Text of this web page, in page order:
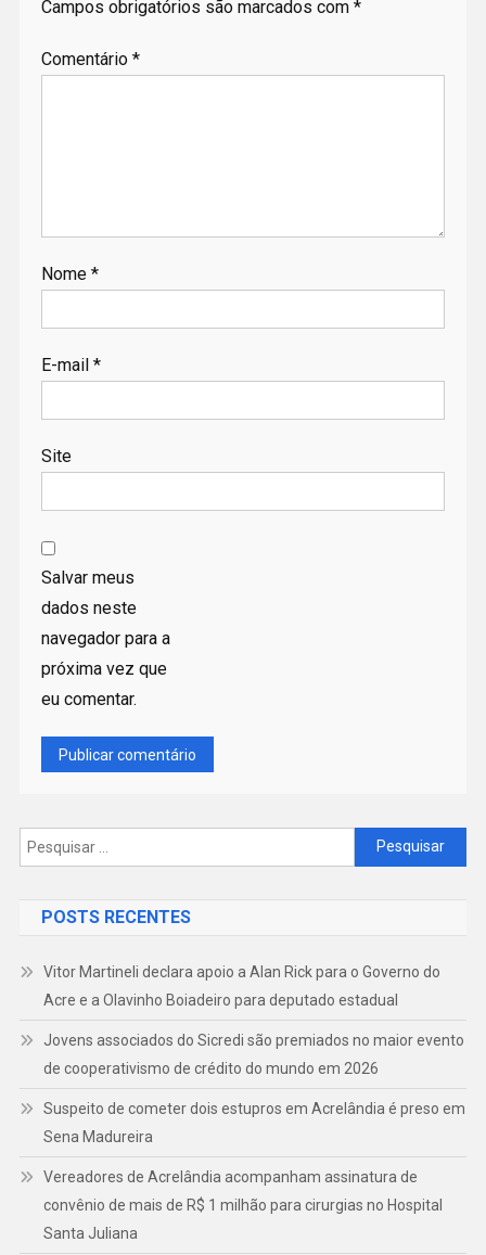
Campos obrigatórios são marcados com *
Comentário *
Nome *
E-mail *
Site
Salvar meus
dados neste
navegador para a
próxima vez que
eu comentar.
Pesquisar
por:
POSTS RECENTES
Vitor Martineli declara apoio a Alan Rick para o Governo do
Acre e a Olavinho Boiadeiro para deputado estadual
Jovens associados do Sicredi são premiados no maior evento
de cooperativismo de crédito do mundo em 2026
Suspeito de cometer dois estupros em Acrelândia é preso em
Sena Madureira
Vereadores de Acrelândia acompanham assinatura de
convênio de mais de R$ 1 milhão para cirurgias no Hospital
Santa Juliana